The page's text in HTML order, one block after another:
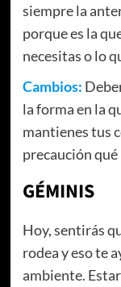
siempre la
porque es la
necesitas o lo
Cambios:
la forma en la
mantienes tus
precaución
GÉMINIS
Hoy, sentirás
rodea y eso te
ambiente.